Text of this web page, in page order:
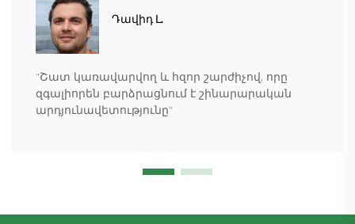
Դավիդ Լ.
"Շատ կառավարվող և հզոր շարժիչով, որը
զգալիորեն բարձրացնում է շինարարական
արդյունավետությունը"